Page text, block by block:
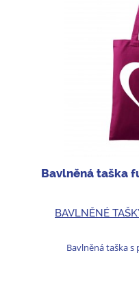
Bavlněná taška
BAVLNĚNÉ
Bavlněná taška s